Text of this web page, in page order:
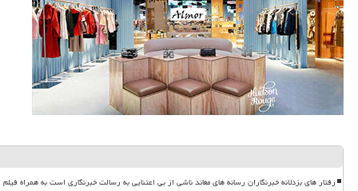
رفتار های بزدلانه خبرنگاران رسانه های معاند ناشی از بی اعتنایی به رسالت خبرنگاری است به همراه فیلم